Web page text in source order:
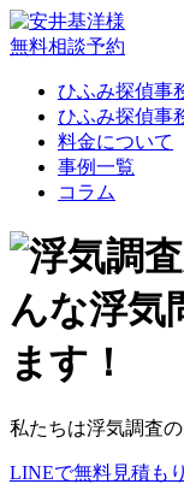
無料相談予約
ひふみ探偵事
ひふみ探偵事
料金について
事例一覧
コラム
私たちは浮気調査
LINEで無料見積も